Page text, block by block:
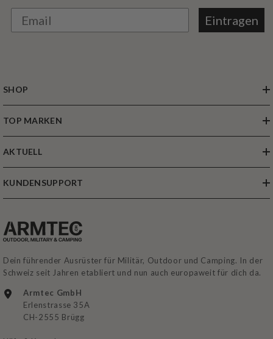
Eintragen
SHOP
TOP MARKEN
AKTUELL
KUNDENSUPPORT
Dein führender Ausrüster für Militär, Outdoor und Camping. In der
Schweiz seit Jahren etabliert und nun auch europaweit für dich da.
Armtec GmbH
Erlenstrasse 35A
CH-2555 Brügg